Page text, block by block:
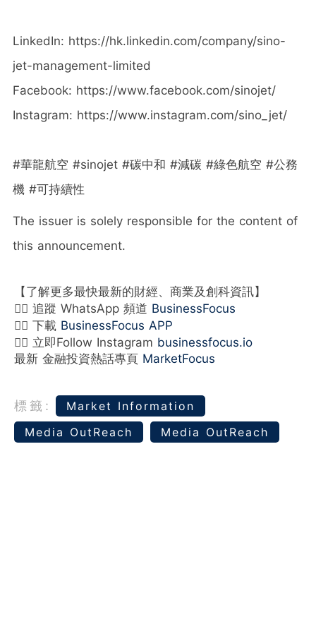
LinkedIn: https://hk.linkedin.com/company/sino-
jet-management-limited
Facebook: https://www.facebook.com/sinojet/
Instagram: https://www.instagram.com/sino_jet/
#華龍航空 #sinojet #碳中和 #減碳 #綠色航空 #公務
機 #可持續性
The issuer is solely responsible for the content of
this announcement.
【了解更多最快最新的財經、商業及創科資訊】
👉🏻 追蹤 WhatsApp 頻道 BusinessFocus
👉🏻 下載 BusinessFocus APP
👉🏻 立即Follow Instagram businessfocus.io
最新 金融投資熱話專頁 MarketFocus
標籤:
Market Information
Media OutReach
Media OutReach